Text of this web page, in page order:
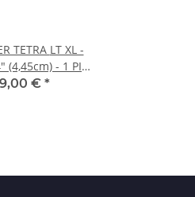
LT XL -
(4,45cm) - 1 PIN
€ *